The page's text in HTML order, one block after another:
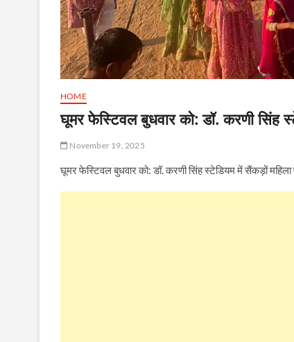
HOME
घूमर फेस्टिवल बुधवार को: डॉ. करणी सिंह
November 19, 2025
घूमर फेस्टिवल बुधवार को: डॉ. करणी सिंह स्टेडियम में सैंकड़ों महिला